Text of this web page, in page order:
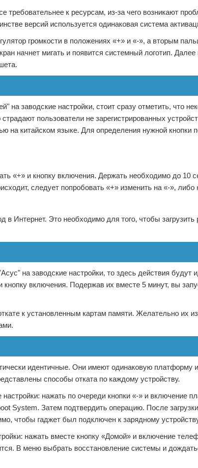
требовательнее к ресурсам, из-за чего возникают
версий используется одинаковая система
громкости в положениях «+» и «-», а вторым
начнет мигать и появится системный логотип.
на заводские настройки, стоит сразу отметить, что
пользователи не зарегистрированных
на китайском языке. Для определения нужной кнопки
«+» и кнопку включения. Держать необходимо до 10
следует попробовать «+» изменить на «-», либо
в Интернет. Это необходимо для того, чтобы
на заводские настройки, то здесь действия
включения. Подержав их вместе 5 минут, вы
к установленным картам памяти. Желательно их
идентичные. Они имеют одинаковую платформу
способы отката по каждому устройству.
нажать по очереди кнопки «-» и включение
System. Затем подтвердить операцию. После
чтобы гаджет был подключен к зарядному
нажать вместе кнопку «Домой» и включение
В меню выбрать восстановление системы и